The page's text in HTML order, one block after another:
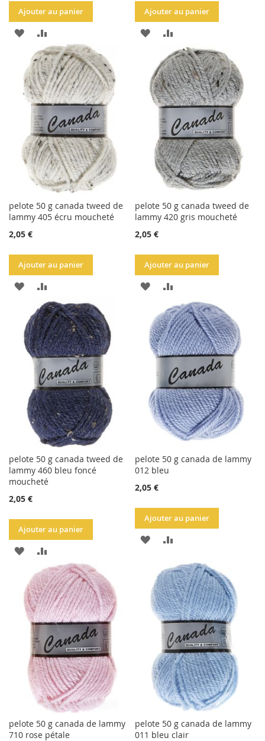
Ajouter au panier
AJOUTER
LA
LISTE
D'ACHATS
AU
COMPARATEUR
Ajouter au panier
AJOUTER
LA
LISTE
D'ACHATS
AU
COMPARATEUR
pelote 50 g canada tweed de
lammy 405 écru moucheté
2,05 €
Ajouter au panier
AJOUTER
LA
LISTE
D'ACHATS
AU
COMPARATEUR
pelote 50 g canada tweed de
lammy 420 gris moucheté
2,05 €
Ajouter au panier
AJOUTER
LA
LISTE
D'ACHATS
AU
COMPARATEUR
pelote 50 g canada tweed de
lammy 460 bleu foncé
moucheté
2,05 €
Ajouter au panier
AJOUTER
LA
LISTE
D'ACHATS
AU
COMPARATEUR
pelote 50 g canada de lammy
012 bleu
2,05 €
Ajouter au panier
AJOUTER
LA
LISTE
D'ACHATS
COMPARATEUR
pelote 50 g canada de lammy
710 rose pétale
pelote 50 g canada de lammy
011 bleu clair